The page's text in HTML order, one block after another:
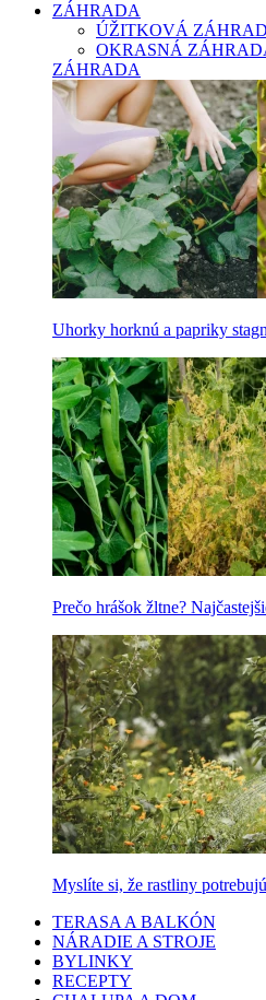
ZÁHRADA
ÚŽITKOVÁ
OKRASNÁ
ZÁHRADA
Uhorky horknú a papriky
Prečo hrášok žltne?
Myslíte si, že rastliny
TERASA A BALKÓN
NÁRADIE A STROJE
BYLINKY
RECEPTY